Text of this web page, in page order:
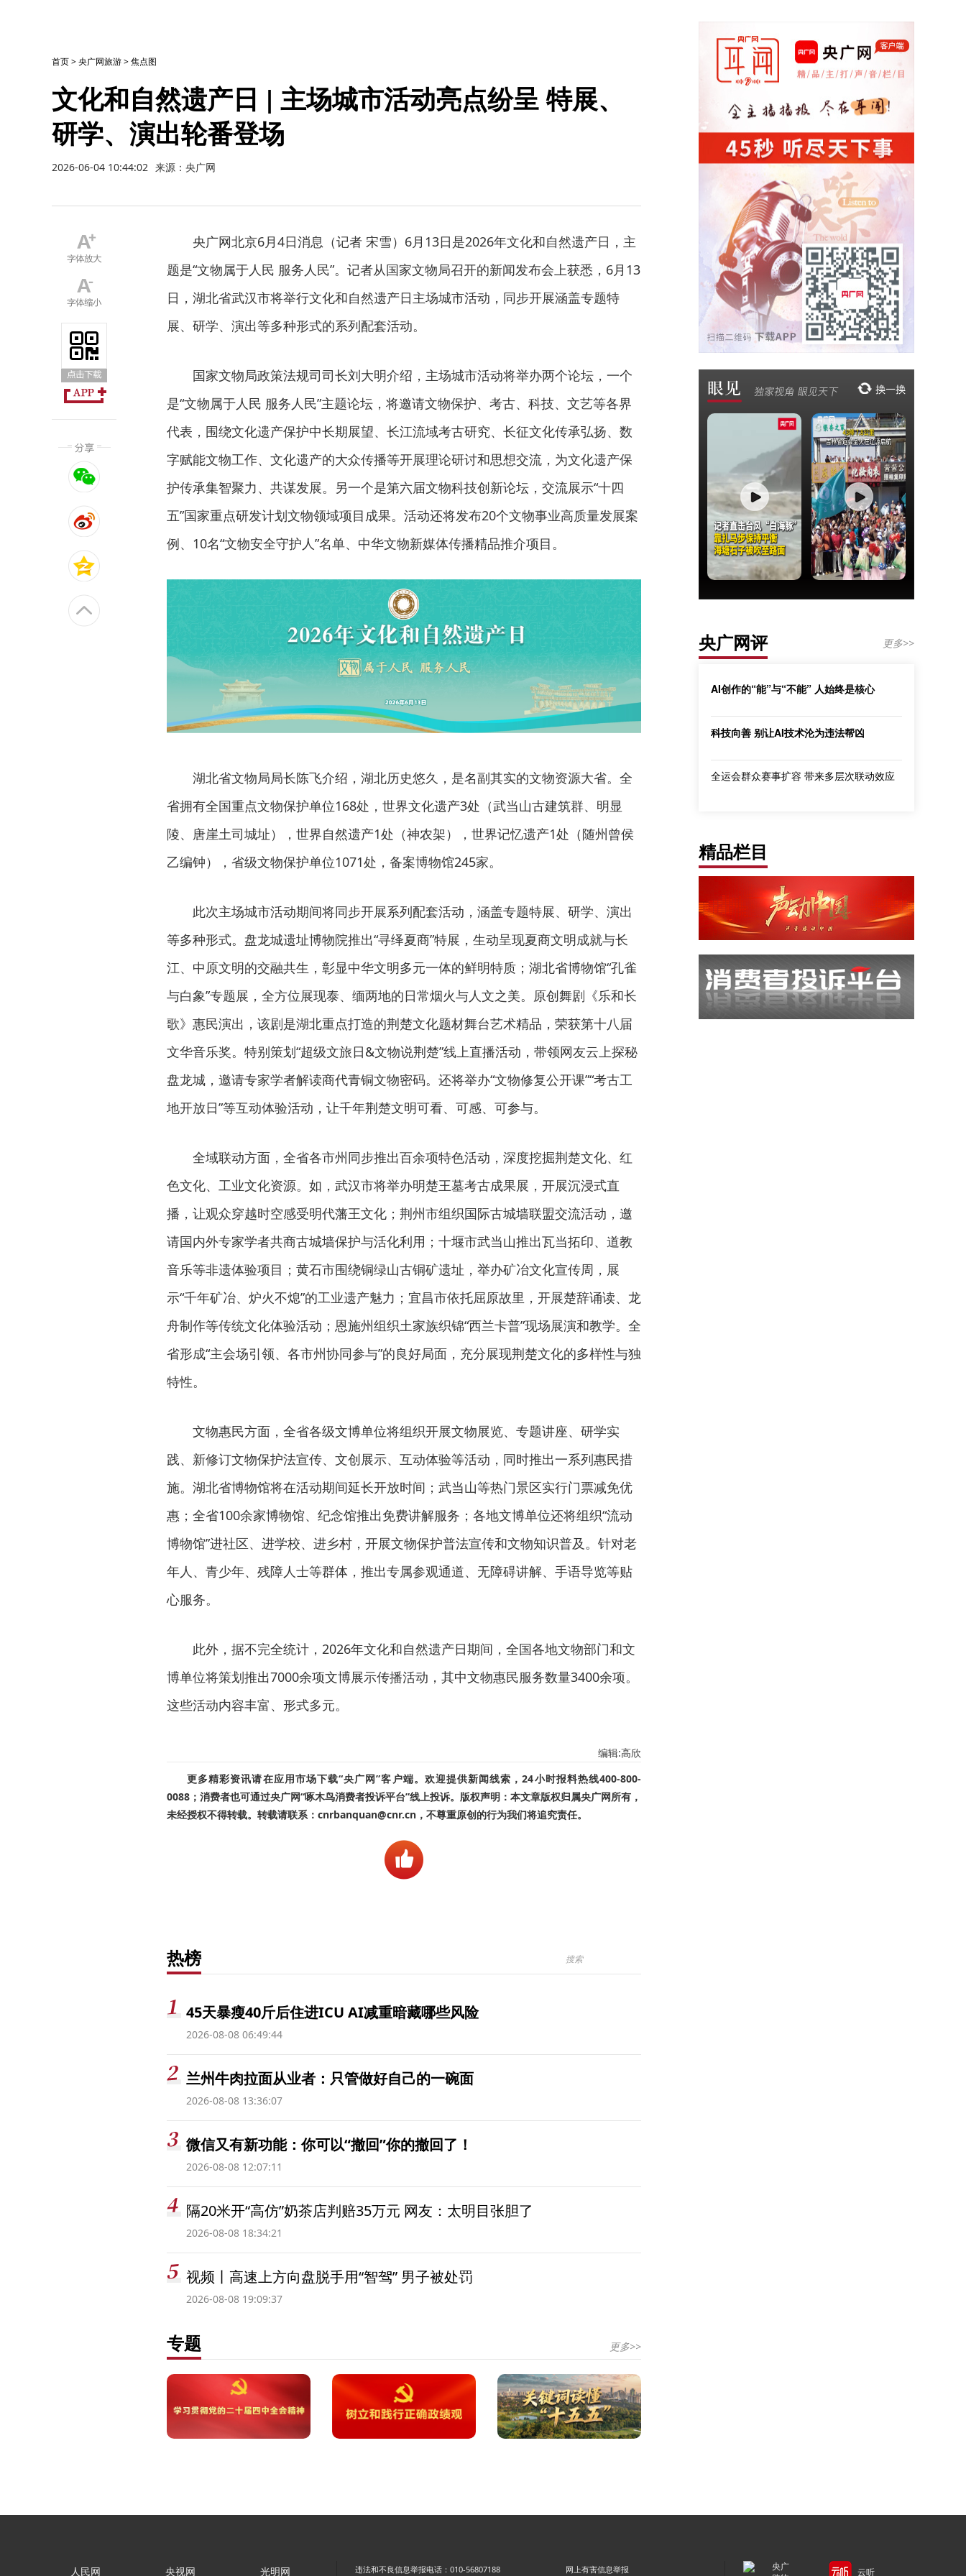
首页>央广网旅游>焦点图
文化和自然遗产日 | 主场城市活动亮点纷呈 特展、
研学、演出轮番登场
2026-06-04 10:44:02 来源：央广网
央广网北京6月4日消息（记者 宋雪）6月13日是2026年文化和自然遗产日，主
题是“文物属于人民 服务人民”。记者从国家文物局召开的新闻发布会上获悉，6月13
日，湖北省武汉市将举行文化和自然遗产日主场城市活动，同步开展涵盖专题特
展、研学、演出等多种形式的系列配套活动。
国家文物局政策法规司司长刘大明介绍，主场城市活动将举办两个论坛，一个
是“文物属于人民 服务人民”主题论坛，将邀请文物保护、考古、科技、文艺等各界
代表，围绕文化遗产保护中长期展望、长江流域考古研究、长征文化传承弘扬、数
字赋能文物工作、文化遗产的大众传播等开展理论研讨和思想交流，为文化遗产保
护传承集智聚力、共谋发展。另一个是第六届文物科技创新论坛，交流展示“十四
五”国家重点研发计划文物领域项目成果。活动还将发布20个文物事业高质量发展案
例、10名“文物安全守护人”名单、中华文物新媒体传播精品推介项目。
湖北省文物局局长陈飞介绍，湖北历史悠久，是名副其实的文物资源大省。全
省拥有全国重点文物保护单位168处，世界文化遗产3处（武当山古建筑群、明显
陵、唐崖土司城址），世界自然遗产1处（神农架），世界记忆遗产1处（随州曾侯
乙编钟），省级文物保护单位1071处，备案博物馆245家。
此次主场城市活动期间将同步开展系列配套活动，涵盖专题特展、研学、演出
等多种形式。盘龙城遗址博物院推出“寻绎夏商”特展，生动呈现夏商文明成就与长
江、中原文明的交融共生，彰显中华文明多元一体的鲜明特质；湖北省博物馆“孔雀
与白象”专题展，全方位展现泰、缅两地的日常烟火与人文之美。原创舞剧《乐和长
歌》惠民演出，该剧是湖北重点打造的荆楚文化题材舞台艺术精品，荣获第十八届
文华音乐奖。特别策划“超级文旅日&文物说荆楚”线上直播活动，带领网友云上探秘
盘龙城，邀请专家学者解读商代青铜文物密码。还将举办“文物修复公开课”“考古工
地开放日”等互动体验活动，让千年荆楚文明可看、可感、可参与。
全域联动方面，全省各市州同步推出百余项特色活动，深度挖掘荆楚文化、红
色文化、工业文化资源。如，武汉市将举办明楚王墓考古成果展，开展沉浸式直
播，让观众穿越时空感受明代藩王文化；荆州市组织国际古城墙联盟交流活动，邀
请国内外专家学者共商古城墙保护与活化利用；十堰市武当山推出瓦当拓印、道教
音乐等非遗体验项目；黄石市围绕铜绿山古铜矿遗址，举办矿冶文化宣传周，展
示“千年矿冶、炉火不熄”的工业遗产魅力；宜昌市依托屈原故里，开展楚辞诵读、龙
舟制作等传统文化体验活动；恩施州组织土家族织锦“西兰卡普”现场展演和教学。全
省形成“主会场引领、各市州协同参与”的良好局面，充分展现荆楚文化的多样性与独
特性。
文物惠民方面，全省各级文博单位将组织开展文物展览、专题讲座、研学实
践、新修订文物保护法宣传、文创展示、互动体验等活动，同时推出一系列惠民措
施。湖北省博物馆将在活动期间延长开放时间；武当山等热门景区实行门票减免优
惠；全省100余家博物馆、纪念馆推出免费讲解服务；各地文博单位还将组织“流动
博物馆”进社区、进学校、进乡村，开展文物保护普法宣传和文物知识普及。针对老
年人、青少年、残障人士等群体，推出专属参观通道、无障碍讲解、手语导览等贴
心服务。
此外，据不完全统计，2026年文化和自然遗产日期间，全国各地文物部门和文
博单位将策划推出7000余项文博展示传播活动，其中文物惠民服务数量3400余项。
这些活动内容丰富、形式多元。
编辑:高欣
更多精彩资讯请在应用市场下载“央广网”客户端。欢迎提供新闻线索，24小时报料热线400-800-
0088；消费者也可通过央广网“啄木鸟消费者投诉平台”线上投诉。版权声明：本文章版权归属央广网所有，
未经授权不得转载。转载请联系：cnrbanquan@cnr.cn，不尊重原创的行为我们将追究责任。
热榜
45天暴瘦40斤后住进ICU AI减重暗藏哪些风险
2026-08-08 06:49:44
兰州牛肉拉面从业者：只管做好自己的一碗面
2026-08-08 13:36:07
微信又有新功能：你可以“撤回”你的撤回了！
2026-08-08 12:07:11
隔20米开“高仿”奶茶店判赔35万元 网友：太明目张胆了
2026-08-08 18:34:21
视频丨高速上方向盘脱手用“智驾” 男子被处罚
2026-08-08 19:09:37
专题 更多>>
央广网评 更多>>
AI创作的“能”与“不能” 人始终是核心
科技向善 别让AI技术沦为违法帮凶
全运会群众赛事扩容 带来多层次联动效应
精品栏目
人民网 央视网 光明网 违法和不良信息举报电话：010-56807188 网上有害信息举报
央广
云听